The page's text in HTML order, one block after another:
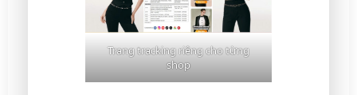
Trang tracking riêng cho từng
shop